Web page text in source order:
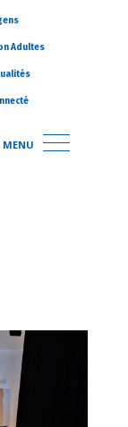
Adultes
MENU